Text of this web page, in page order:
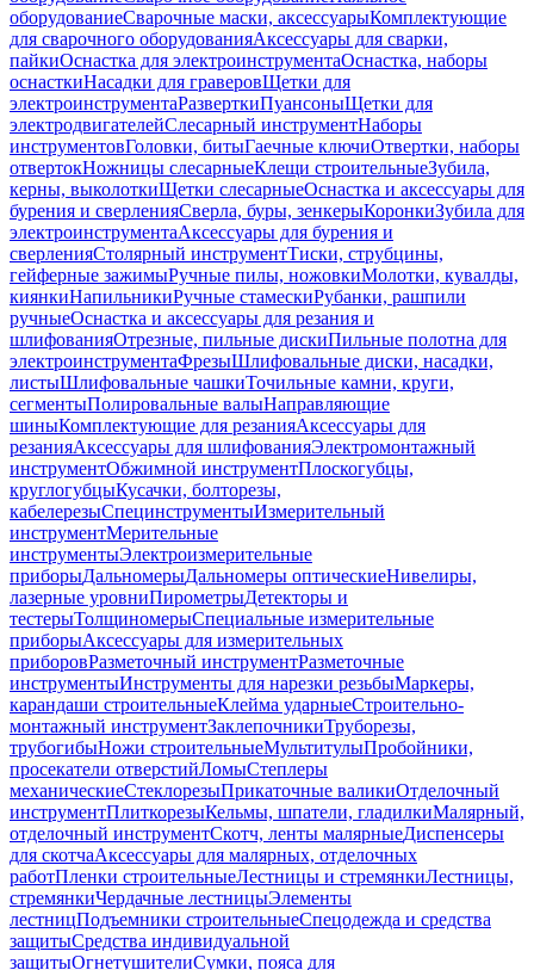
оборудованиеСварочные маски, аксессуарыКомплектующие
для сварочного оборудованияАксессуары для сварки,
пайкиОснастка для электроинструментаОснастка, наборы
оснасткиНасадки для граверовЩетки для
электроинструментаРазверткиПуансоныЩетки для
электродвигателейСлесарный инструментНаборы
инструментовГоловки, битыГаечные ключиОтвертки, наборы
отвертокНожницы слесарныеКлещи строительныеЗубила,
керны, выколоткиЩетки слесарныеОснастка и аксессуары для
бурения и сверленияСверла, буры, зенкерыКоронкиЗубила для
электроинструментаАксессуары для бурения и
сверленияСтолярный инструментТиски, струбцины,
гейферные зажимыРучные пилы, ножовкиМолотки, кувалды,
киянкиНапильникиРучные стамескиРубанки, рашпили
ручныеОснастка и аксессуары для резания и
шлифованияОтрезные, пильные дискиПильные полотна для
электроинструментаФрезыШлифовальные диски, насадки,
листыШлифовальные чашкиТочильные камни, круги,
сегментыПолировальные валыНаправляющие
шиныКомплектующие для резанияАксессуары для
резанияАксессуары для шлифованияЭлектромонтажный
инструментОбжимной инструментПлоскогубцы,
круглогубцыКусачки, болторезы,
кабелерезыСпецинструментыИзмерительный
инструментМерительные
инструментыЭлектроизмерительные
приборыДальномерыДальномеры оптическиеНивелиры,
лазерные уровниПирометрыДетекторы и
тестерыТолщиномерыСпециальные измерительные
приборыАксессуары для измерительных
приборовРазметочный инструментРазметочные
инструментыИнструменты для нарезки резьбыМаркеры,
карандаши строительныеКлейма ударныеСтроительно-
монтажный инструментЗаклепочникиТруборезы,
трубогибыНожи строительныеМультитулыПробойники,
просекатели отверстийЛомыСтеплеры
механическиеСтеклорезыПрикаточные валикиОтделочный
инструментПлиткорезыКельмы, шпатели, гладилкиМалярный,
отделочный инструментСкотч, ленты малярныеДиспенсеры
для скотчаАксессуары для малярных, отделочных
работПленки строительныеЛестницы и стремянкиЛестницы,
стремянкиЧердачные лестницыЭлементы
лестницПодъемники строительныеСпецодежда и средства
защитыСредства индивидуальной
защитыОгнетушителиСумки, пояса для